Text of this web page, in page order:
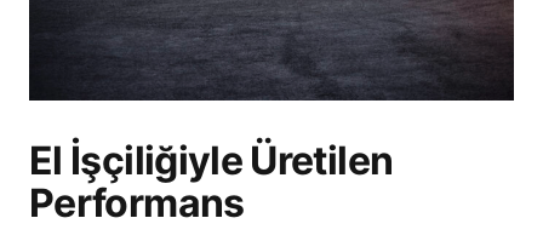
El İşçiliğiyle Üretilen
Performans